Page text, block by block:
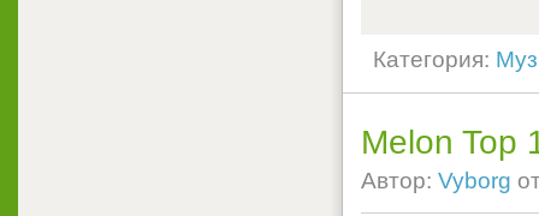
Категория:
Melon Top
Автор: Vyborg